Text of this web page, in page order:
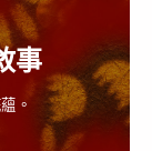
事
。